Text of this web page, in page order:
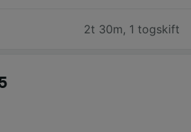
2t 30m, 1 togskift